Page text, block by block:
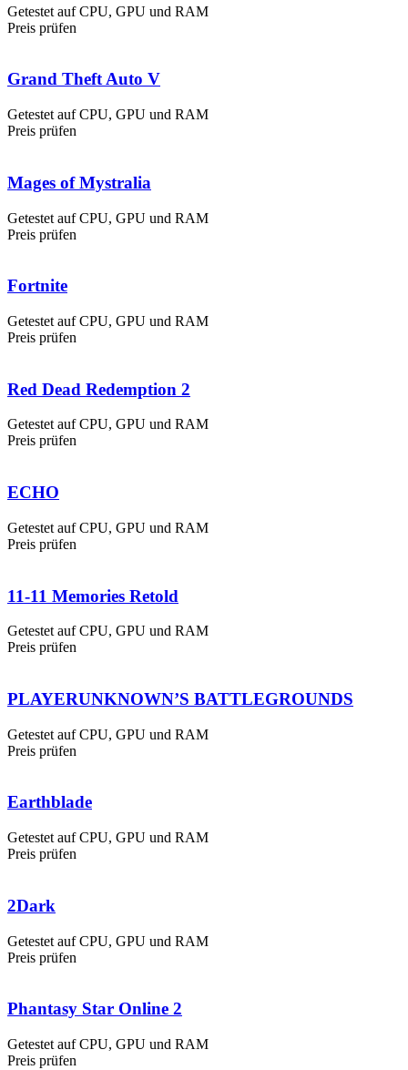
Getestet auf CPU, GPU und RAM
Preis prüfen
Grand Theft Auto V
Getestet auf CPU, GPU und RAM
Preis prüfen
Mages of Mystralia
Getestet auf CPU, GPU und RAM
Preis prüfen
Fortnite
Getestet auf CPU, GPU und RAM
Preis prüfen
Red Dead Redemption 2
Getestet auf CPU, GPU und RAM
Preis prüfen
ECHO
Getestet auf CPU, GPU und RAM
Preis prüfen
11-11 Memories Retold
Getestet auf CPU, GPU und RAM
Preis prüfen
PLAYERUNKNOWN’S BATTLEGROUNDS
Getestet auf CPU, GPU und RAM
Preis prüfen
Earthblade
Getestet auf CPU, GPU und RAM
Preis prüfen
2Dark
Getestet auf CPU, GPU und RAM
Preis prüfen
Phantasy Star Online 2
Getestet auf CPU, GPU und RAM
Preis prüfen